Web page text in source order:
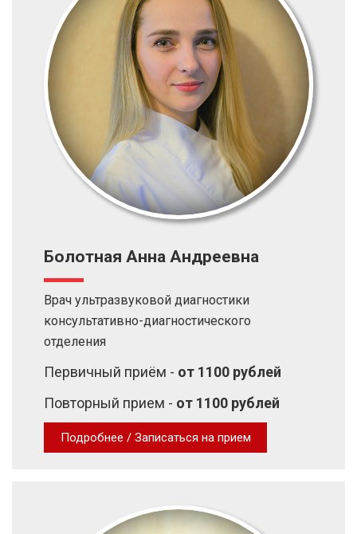
Болотная Анна Андреевна
Врач ультразвуковой диагностики
консультативно-диагностического
отделения
Первичный приём - от 1100 рублей
Повторный прием - от 1100 рублей
Подробнее / Записаться на прием